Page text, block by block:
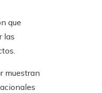
que
las
muestran